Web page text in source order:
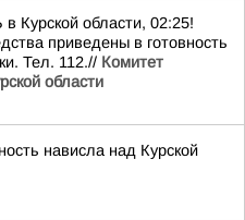
области, 02:25!
приведены в готовность
Тел. 112.// Комитет
области
нависла над Курской